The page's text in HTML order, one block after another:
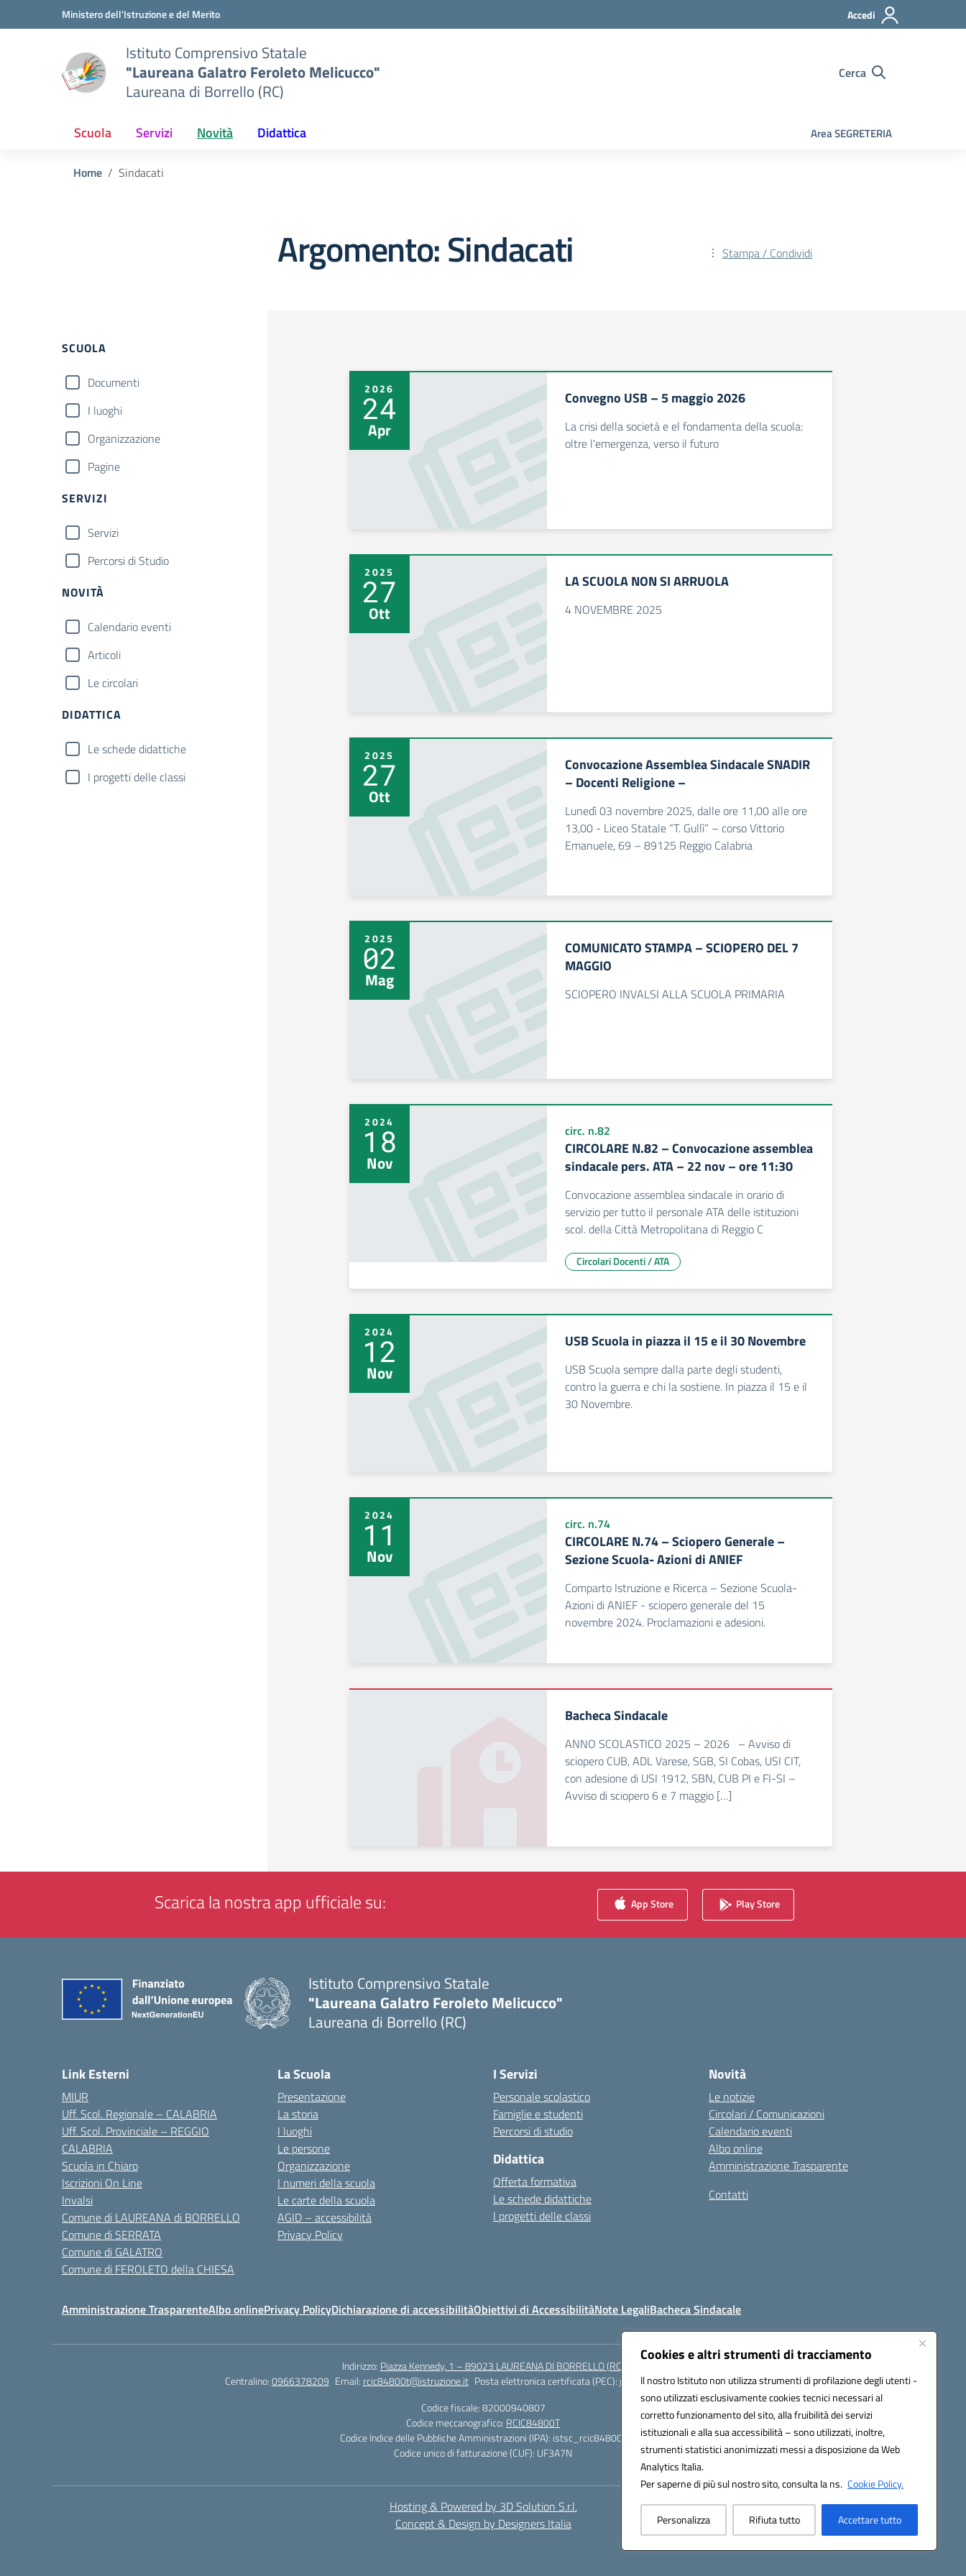
Cookies e altri strumenti di tracciamento
Il nostro Istituto non utilizza strumenti di profilazione degli utenti -
sono utilizzati esclusivamente cookies tecnici necessari al
corretto funzionamento del sito, alla fruibilità dei servizi
istituzionali e alla sua accessibilità – sono utilizzati, inoltre,
strumenti statistici anonimizzati messi a disposizione da Web
Analytics Italia.
Per saperne di più sul nostro sito, consulta la ns. Cookie Policy.
Personalizza Rifiuta tutto Accettare tutto
Vai ai contenuti
Vai al menu di navigazioneMinistero dell'Istruzione e del Merito Accedi
Istituto Comprensivo Statale
"Laureana Galatro Feroleto Melicucco"
Laureana di Borrello (RC)
Cerca
Scuola Servizi Novità Didattica Area SEGRETERIA
Home Sindacati
Argomento: Sindacati Stampa / Condividi
Filtri
SCUOLA
Documenti
I luoghi
Organizzazione
Pagine
SERVIZI
Servizi
Percorsi di Studio
NOVITÀ
Calendario eventi
Articoli
Le circolari
DIDATTICA
Le schede didattiche
I progetti delle classi
2026
24
Apr
Convegno USB – 5 maggio 2026
La crisi della società e el fondamenta della scuola:
oltre l'emergenza, verso il futuro
2025
27
Ott
LA SCUOLA NON SI ARRUOLA
4 NOVEMBRE 2025
2025
27
Ott
Convocazione Assemblea Sindacale SNADIR
– Docenti Religione –
Lunedì 03 novembre 2025, dalle ore 11,00 alle ore
13,00 - Liceo Statale “T. Gullì” – corso Vittorio
Emanuele, 69 – 89125 Reggio Calabria
2025
02
Mag
COMUNICATO STAMPA – SCIOPERO DEL 7
MAGGIO
SCIOPERO INVALSI ALLA SCUOLA PRIMARIA
2024
18
Nov
circ. n.82
CIRCOLARE N.82 – Convocazione assemblea
sindacale pers. ATA – 22 nov – ore 11:30
Convocazione assemblea sindacale in orario di
servizio per tutto il personale ATA delle istituzioni
scol. della Città Metropolitana di Reggio C
Circolari Docenti / ATA
2024
12
Nov
USB Scuola in piazza il 15 e il 30 Novembre
USB Scuola sempre dalla parte degli studenti,
contro la guerra e chi la sostiene. In piazza il 15 e il
30 Novembre.
2024
11
Nov
circ. n.74
CIRCOLARE N.74 – Sciopero Generale –
Sezione Scuola- Azioni di ANIEF
Comparto Istruzione e Ricerca – Sezione Scuola-
Azioni di ANIEF - sciopero generale del 15
novembre 2024. Proclamazioni e adesioni.
Bacheca Sindacale
ANNO SCOLASTICO 2025 – 2026 – Avviso di
sciopero CUB, ADL Varese, SGB, SI Cobas, USI CIT,
con adesione di USI 1912, SBN, CUB PI e FI-SI –
Avviso di sciopero 6 e 7 maggio […]
Scarica la nostra app ufficiale su: App Store Play Store
Istituto Comprensivo Statale
"Laureana Galatro Feroleto Melicucco"
Laureana di Borrello (RC)
Link Esterni
MIUR
Uff. Scol. Regionale – CALABRIA
Uff. Scol. Provinciale – REGGIO
CALABRIA
Scuola in Chiaro
Iscrizioni On Line
Invalsi
Comune di LAUREANA di BORRELLO
Comune di SERRATA
Comune di GALATRO
Comune di FEROLETO della CHIESA
La Scuola
Presentazione
La storia
I luoghi
Le persone
Organizzazione
I numeri della scuola
Le carte della scuola
AGID – accessibilità
Privacy Policy
I Servizi
Personale scolastico
Famiglie e studenti
Percorsi di studio
Didattica
Offerta formativa
Le schede didattiche
I progetti delle classi
Novità
Le notizie
Circolari / Comunicazioni
Calendario eventi
Albo online
Amministrazione Trasparente
Contatti
Amministrazione TrasparenteAlbo onlinePrivacy PolicyDichiarazione di accessibilitàObiettivi di AccessibilitàNote LegaliBacheca Sindacale
Indirizzo: Piazza Kennedy, 1 – 89023 LAUREANA DI BORRELLO (RC)
Centralino:0966378209 Email: rcic84800t@istruzione.it Posta elettronica certificata (PEC): rcic84800t@pec.istruzione.it
Codice fiscale: 82000940807
Codice meccanografico: RCIC84800T
Codice Indice delle Pubbliche Amministrazioni (IPA): istsc_rcic84800t
Codice unico di fatturazione (CUF): UF3A7N
Hosting & Powered by 3D Solution S.r.l.
Concept & Design by Designers Italia